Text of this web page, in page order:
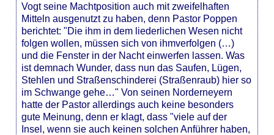
Vogt seine Machtposition auch mit zweifelhaften
Mitteln ausgenutzt zu haben, denn Pastor Poppen
berichtet: "Die ihm in dem liederlichen Wesen nicht
folgen wollen, müssen sich von ihmverfolgen (…)
und die Fenster in der Nacht einwerfen lassen. Was
ist demnach Wunder, dass nun das Saufen, Lügen,
Stehlen und Straßenschinderei (Straßenraub) hier so
im Schwange gehe…" Von seinen Norderneyern
hatte der Pastor allerdings auch keine besonders
gute Meinung, denn er klagt, dass "viele auf der
Insel, wenn sie auch keinen solchen Anführer haben,